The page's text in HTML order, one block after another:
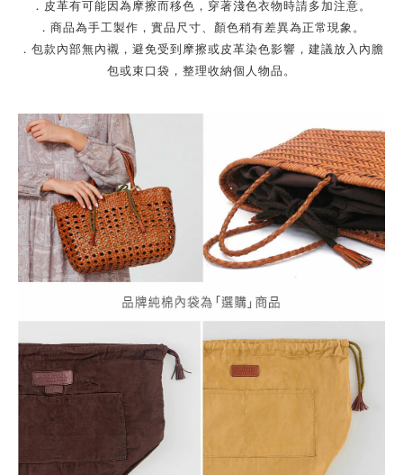
．皮革有可能因為摩擦而移色，穿著淺色衣物時請多加注意。
．商品為手工製作，實品尺寸、顏色稍有差異為正常現象。
．包款內部無內襯，避免受到摩擦或皮革染色影響，建議放入內膽
包或束口袋，整理收納個人物品。